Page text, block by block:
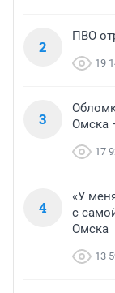
2
ПВО
19
3
Омска
17
4
«У
с
Омска
13